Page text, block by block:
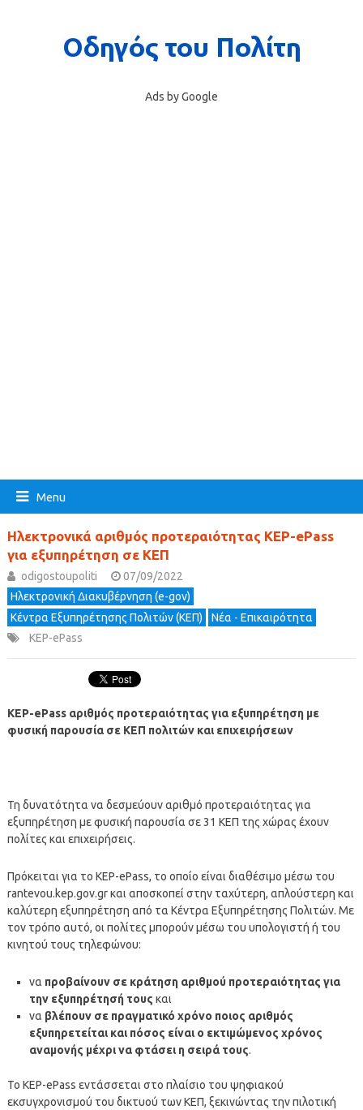
Ads by Google
Menu
Ηλεκτρονικά αριθμός προτεραιότητας KEP-ePass
για εξυπηρέτηση σε ΚΕΠ
odigostoupoliti
07/09/2022
Ηλεκτρονική Διακυβέρνηση (e-gov)
Κέντρα Εξυπηρέτησης Πολιτών (ΚΕΠ)
Νέα - Επικαιρότητα
KEP-ePass
KEP-ePass αριθμός προτεραιότητας για εξυπηρέτηση με
φυσική παρουσία σε ΚΕΠ πολιτών και επιχειρήσεων
Τη δυνατότητα να δεσμεύουν αριθμό προτεραιότητας για
εξυπηρέτηση με φυσική παρουσία σε 31 ΚΕΠ της χώρας έχουν
πολίτες και επιχειρήσεις.
Πρόκειται για το KEP-ePass, το οποίο είναι διαθέσιμο μέσω του
rantevou.kep.gov.gr και αποσκοπεί στην ταχύτερη, απλούστερη και
καλύτερη εξυπηρέτηση από τα Κέντρα Εξυπηρέτησης Πολιτών. Με
τον τρόπο αυτό, οι πολίτες μπορούν μέσω του υπολογιστή ή του
κινητού τους τηλεφώνου:
να προβαίνουν σε κράτηση αριθμού προτεραιότητας για
την εξυπηρέτησή τους και
να βλέπουν σε πραγματικό χρόνο ποιος αριθμός
εξυπηρετείται και πόσος είναι ο εκτιμώμενος χρόνος
αναμονής μέχρι να φτάσει η σειρά τους.
Το KEP-ePass εντάσσεται στο πλαίσιο του ψηφιακού
εκσυγχρονισμού του δικτυού των ΚΕΠ, ξεκινώντας την πιλοτική